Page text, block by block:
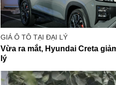
GIÁ Ô TÔ TẠI ĐẠI LÝ
Vừa ra mắt, Hyundai Creta
lý